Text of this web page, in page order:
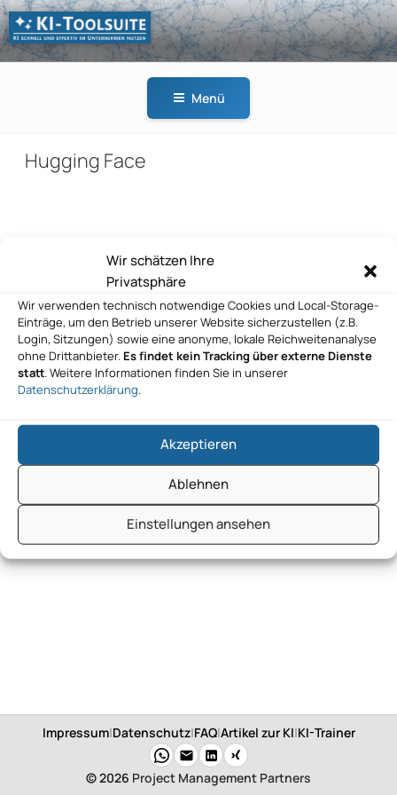
Wir schätzen Ihre
Privatsphäre
Wir verwenden technisch notwendige Cookies und Local-Storage-
Einträge, um den Betrieb unserer Website sicherzustellen (z.B.
Login, Sitzungen) sowie eine anonyme, lokale Reichweitenanalyse
ohne Drittanbieter. Es findet kein Tracking über externe Dienste
statt. Weitere Informationen finden Sie in unserer
Datenschutzerklärung.
Akzeptieren
Ablehnen
Einstellungen ansehen
Zum
Inhalt
springen
KI-
Menü
Hugging Face
Beitragsnavigation
Hugging Face
Nächster
Beitrag
WEITER
Hugging Face
Impressum|Datenschutz|FAQ|Artikel zur KI|KI-Trainer
© 2026 Project Management Partners